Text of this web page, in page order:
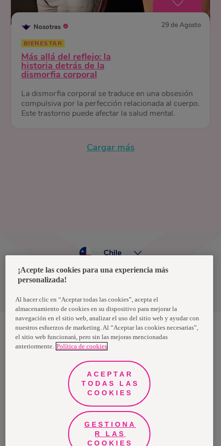
Nosotras 29 de Agosto
BIENESTAR
Más allá del reflejo: la
historia detrás de la
dismorfia corporal
La dismorfia corporal se traduce en una obsesión
compulsiva por la perfección relacionada al cuerpo.
Este trastorno puede afectar la salud mental.
Cargar más
Política de privacidad de datos
Chile
Nosotras, una marca de Essity - una compañía global líder en
higiene y salud. Cada día, mil millones de personas, en todo el
propósito es romper barreras por el bienestar en beneficio de
consumidores, pacientes, cuidadores, clientes y la sociedad en
general. Vendemos en aproximadamente 150 países bajo las
principales marcas globales TENA y Tork, así como otras marcas
como Actimove, Cutimed, JOBST, Knix, Leukoplast, Libero, Libresse,
Lotus, Modibodi, Nosotras, Saba, Tempo, TOM Organic y Zewa. En
2024, Essity tuvo ventas de aproximadamente 13 mil millones de
euros y empleó a 36,000 personas. La sede de la compañía está
ubicada en Estocolmo, Suecia, y Essity cotiza en Nasdaq Estocolmo.
Más información enwww.essity.com.
¡Acepte las cookies para una experiencia más
personalizada!
Al hacer clic en “Aceptar todas las cookies”, acepta el
almacenamiento de cookies en su dispositivo para mejorar la
navegación en el sitio web, analizar el uso del sitio web y ayudar con
nuestros esfuerzos de marketing. Al “Aceptar las cookies necesarias”,
el sitio web funcionará, pero sin las mejoras mencionadas
anteriormente. Política de cookies
ACEPTAR
TODAS LAS
COOKIES
GESTIONA
R LAS
COOKIES